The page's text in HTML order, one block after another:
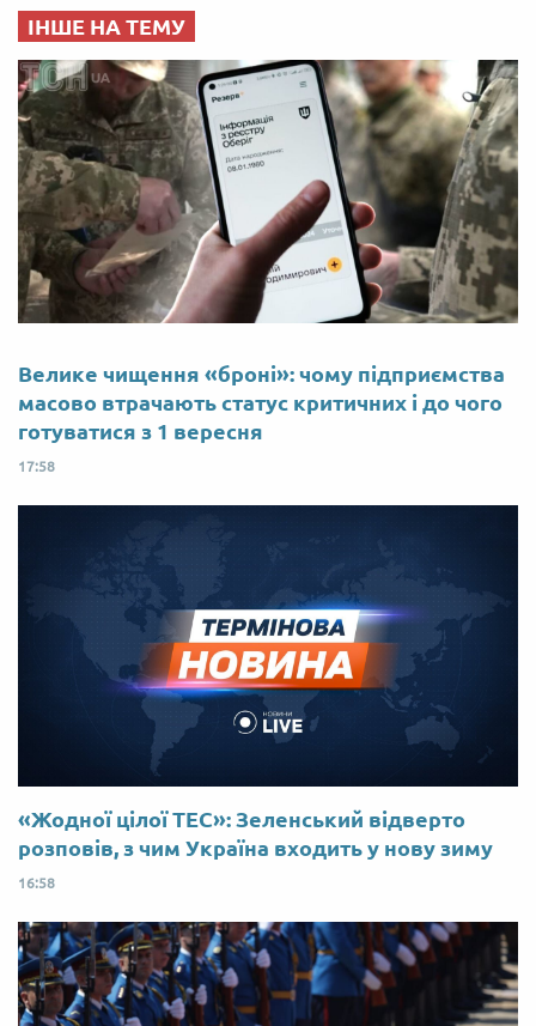
ІНШЕ НА ТЕМУ
Велике чищення «броні»: чому підприємства
масово втрачають статус критичних і до чого
готуватися з 1 вересня
17:58
«Жодної цілої ТЕС»: Зеленський відверто
розповів, з чим Україна входить у нову зиму
16:58